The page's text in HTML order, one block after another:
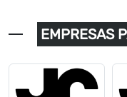
EMPRESAS